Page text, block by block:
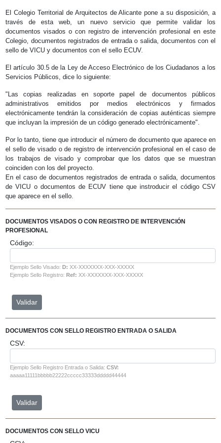
El Colegio Territorial de Arquitectos de Alicante pone a su disposición, a
través de esta web, un nuevo servicio que permite validar los
documentos visados o con registro de intervención profesional en este
Colegio, documentos registrados de entrada o salida, documentos con el
sello de VICU y documentos con el sello ECUV.
El artículo 30.5 de la Ley de Acceso Electrónico de los Ciudadanos a los
Servicios Públicos, dice lo siguiente:
"Las copias realizadas en soporte papel de documentos públicos
administrativos emitidos por medios electrónicos y firmados
electrónicamente tendrán la consideración de copias auténticas siempre
que incluyan la impresión de un código generado electrónicamente".
Por lo tanto, tiene que introducir el número de documento que aparece en
el sello de visado o de registro de intervención profesional en el caso de
los trabajos de visado y comprobar que los datos que se muestran
coinciden con los del proyecto.
En el caso de documentos registrados de entrada o salida, documentos
de VICU o documentos de ECUV tiene que instroducir el código CSV
que aparece en el sello.
DOCUMENTOS VISADOS O CON REGISTRO DE INTERVENCIÓN
PROFESIONAL
Código:
Ejemplo Sello Visado:D: XX-XXXXXXX-XXX-XXXXX
Ejemplo Sello Registro:Ref: XX-XXXXXXX-XXX-XXXXX
DOCUMENTOS CON SELLO REGISTRO ENTRADA O SALIDA
CSV:
Ejemplo Sello Registro Entrada o Salida:CSV:
aaaaa11111bbbbb22222ccccc33333ddddd44444
DOCUMENTOS CON SELLO VICU